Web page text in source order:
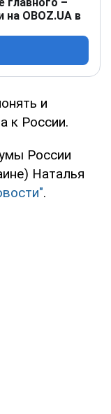
OBOZ.UA в
и
к России.
России
Наталья
.